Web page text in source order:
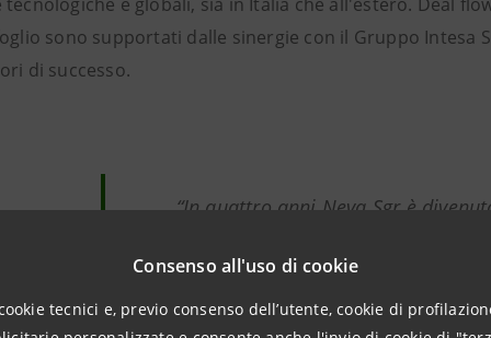
Consenso all'uso di cookie
tecnici e, previo consenso dell’utente, cookie di
sono supportati dalle sinergie con il Gruppo Intesa
di successo.
“In quattro anni Neva Sgr è
dedicato all’innovazione, grazie
squadra, al supporto di Intesa